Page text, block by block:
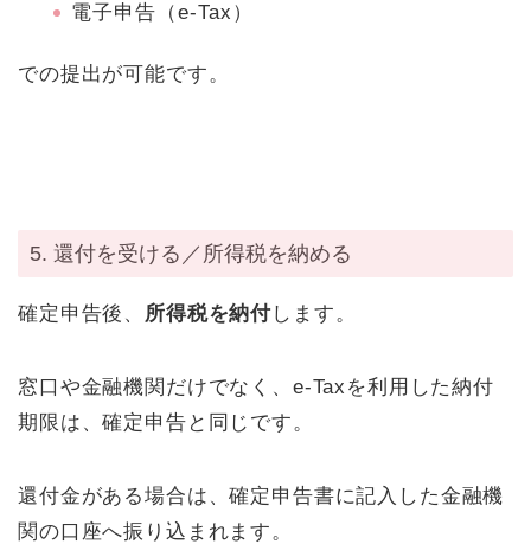
電子申告（e-Tax）
での提出が可能です。
5. 還付を受ける／所得税を納める
確定申告後、 所得税を納付します。
窓口や金融機関だけでなく、e-Taxを利用した納付
期限は、確定申告と同じです。
還付金がある場合は、確定申告書に記入した金融機
関の口座へ振り込まれます。